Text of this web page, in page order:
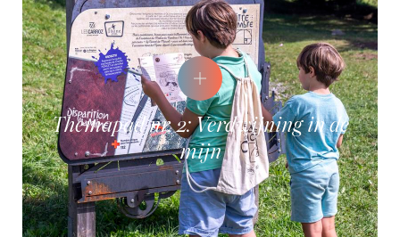
Themapad nr. 2: Verdwijning in de
mijn